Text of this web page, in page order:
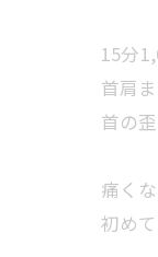
15分
首肩
首の
痛く
初め